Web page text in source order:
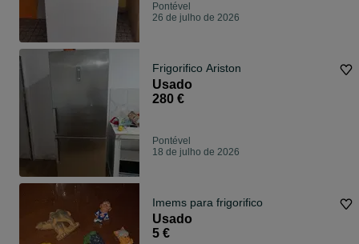
Pontével
26 de julho de 2026
Frigorifico Ariston
Usado
280 €
Pontével
18 de julho de 2026
Imems para frigorifico
Usado
5 €